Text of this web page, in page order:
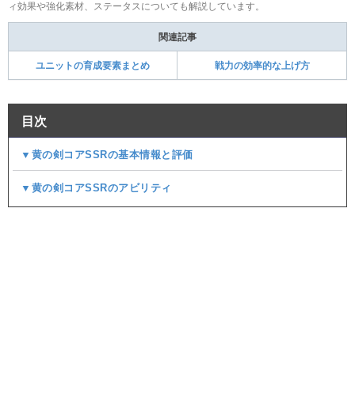
ィ効果や強化素材、ステータスについても解説しています。
関連記事
ユニットの育成要素まとめ 戦力の効率的な上げ方
目次
▼黄の剣コアSSRの基本情報と評価
▼黄の剣コアSSRのアビリティ